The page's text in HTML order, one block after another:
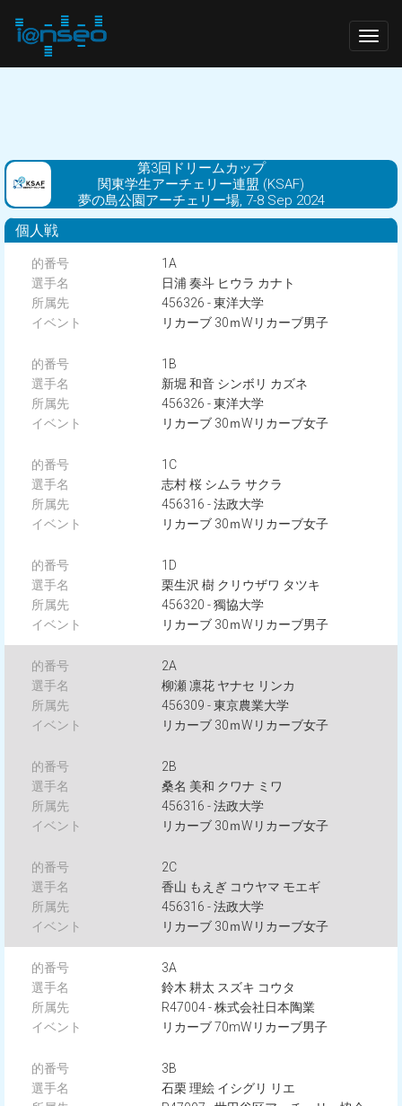
第3回ドリームカップ
関東学生アーチェリー連盟 (KSAF)
夢の島公園アーチェリー場, 7-8 Sep 2024
個人戦
1A
日浦 奏斗 ヒウラ カナト
456326 - 東洋大学
リカーブ 30ｍWリカーブ男子
1B
新堀 和音 シンボリ カズネ
456326 - 東洋大学
リカーブ 30ｍWリカーブ女子
1C
志村 桜 シムラ サクラ
456316 - 法政大学
リカーブ 30ｍWリカーブ女子
1D
栗生沢 樹 クリウザワ タツキ
456320 - 獨協大学
リカーブ 30ｍWリカーブ男子
2A
柳瀬 凛花 ヤナセ リンカ
456309 - 東京農業大学
リカーブ 30ｍWリカーブ女子
2B
桑名 美和 クワナ ミワ
456316 - 法政大学
リカーブ 30ｍWリカーブ女子
2C
香山 もえぎ コウヤマ モエギ
456316 - 法政大学
リカーブ 30ｍWリカーブ女子
3A
鈴木 耕太 スズキ コウタ
R47004 - 株式会社日本陶業
リカーブ 70mWリカーブ男子
3B
石栗 理絵 イシグリ リエ